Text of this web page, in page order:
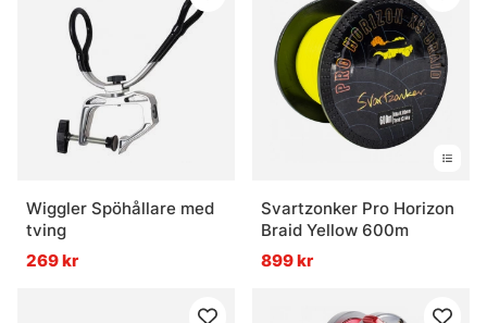
Wiggler Spöhållare med
tving
269 kr
Svartzonker Pro Horizon
Braid Yellow 600m
899 kr